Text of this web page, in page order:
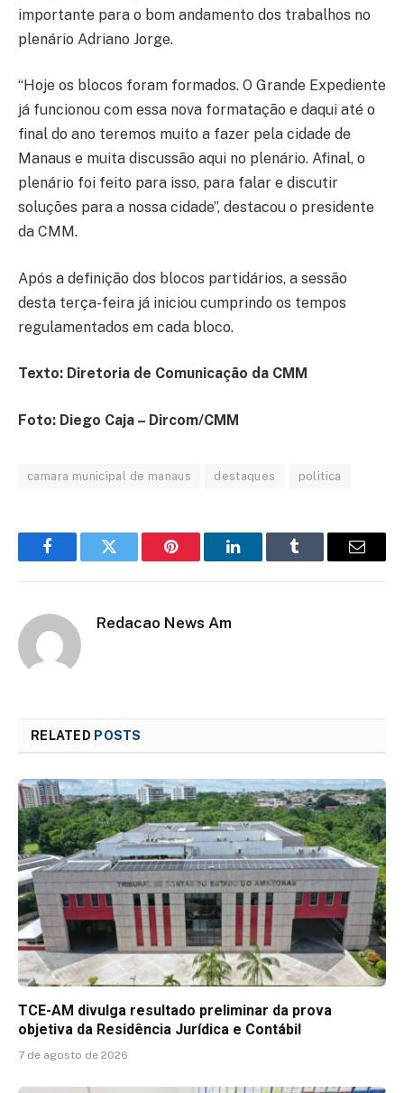
importante para o bom andamento dos trabalhos no
plenário Adriano Jorge.
“Hoje os blocos foram formados. O Grande Expediente
já funcionou com essa nova formatação e daqui até o
final do ano teremos muito a fazer pela cidade de
Manaus e muita discussão aqui no plenário. Afinal, o
plenário foi feito para isso, para falar e discutir
soluções para a nossa cidade”, destacou o presidente
da CMM.
Após a definição dos blocos partidários, a sessão
desta terça-feira já iniciou cumprindo os tempos
regulamentados em cada bloco.
Texto: Diretoria de Comunicação da CMM
Foto: Diego Caja – Dircom/CMM
camara municipal de manaus destaques politica
FacebookTwitter Pinterest LinkedInTumblr Email
Redacao News Am
RELATED POSTS
TCE-AM divulga resultado preliminar da prova
objetiva da Residência Jurídica e Contábil
7 de agosto de 2026